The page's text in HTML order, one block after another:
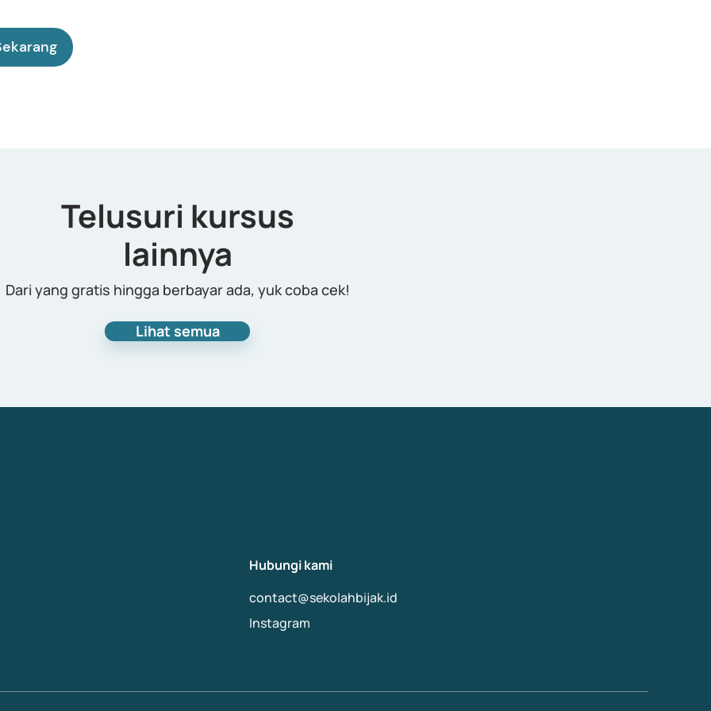
Telusuri kursus
lainnya
Dari yang gratis hingga berbayar ada, yuk coba cek!
Lihat semua
Hubungi kami
contact@sekolahbijak.id
Instagram